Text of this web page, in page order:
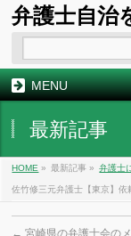
弁護士自治
MENU
最新記事
HOME » 最新記事 » 弁護士
佐竹修三元弁護士【東京】
← 宮崎県の弁護士会の